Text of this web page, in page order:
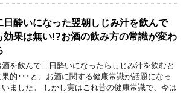
日酔いになった翌朝しじみ汁を飲んで
効果は無い!?お酒の飲み方の常識が変わ
酒を飲んで二日酔いになったらしじみ汁を飲むと
果的･･･と、お酒に関する健康常識が話題になっ
いました。 しかし実はこれ昔の健康常識で、今は